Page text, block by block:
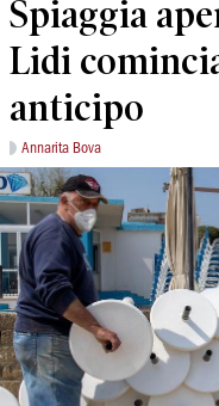
Spiaggia
Lidi
anticipo
Annarita Bova